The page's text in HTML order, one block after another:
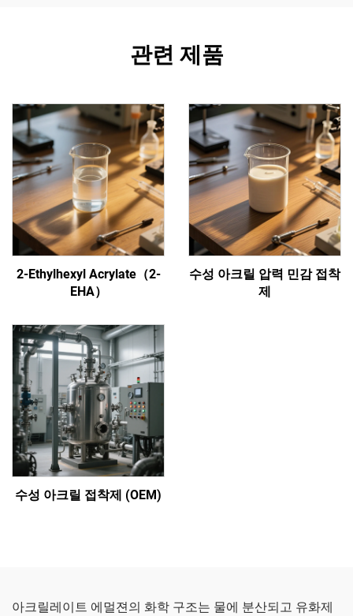
관련 제품
2-Ethylhexyl Acrylate（2-
EHA）
수성 아크릴 압력 민감 접착
제
수성 아크릴 접착제 (OEM)
아크릴레이트 에멀젼의 화학 구조는 물에 분산되고 유화제